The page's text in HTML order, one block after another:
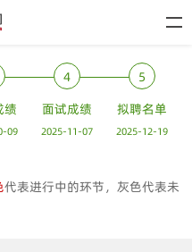
绩
09
4
面试成绩
2025-11-07
5
拟聘名单
2025-12-19
代表进行中的环节，灰色代表未